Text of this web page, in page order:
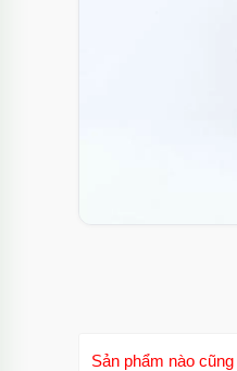
Sản phẩm nào cũng